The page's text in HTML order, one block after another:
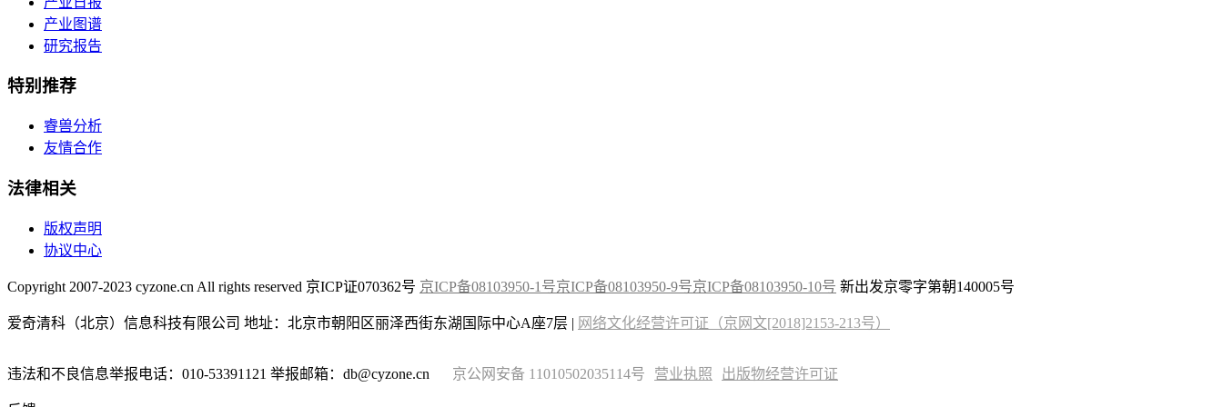
产业图谱
研究报告
特别推荐
睿兽分析
友情合作
法律相关
版权声明
协议中心
Copyright 2007-2023 cyzone.cn All rights reserved 京ICP证070362号 京ICP备08103950-1号京ICP备08103950-9号京ICP备08103950-10号 新出发京零字第朝140005号
爱奇清科（北京）信息科技有限公司 地址：北京市朝阳区丽泽西街东湖国际中心A座7层 | 网络文化经营许可证（京网文[2018]2153-213号）
违法和不良信息举报电话：010-53391121 举报邮箱：db@cyzone.cn 京公网安备 11010502035114号 营业执照 出版物经营许可证